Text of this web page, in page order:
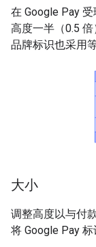
在 Google Pay
高度一半（0.5
品牌标识也采用
大小
调整高度以与付
将 Google Pay